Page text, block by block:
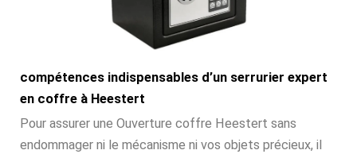
compétences indispensables d’un serrurier expert
en coffre à Heestert
Pour assurer une Ouverture coffre Heestert sans
endommager ni le mécanisme ni vos objets précieux, il